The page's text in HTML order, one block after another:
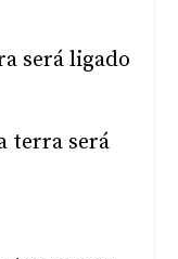
será ligado
terra será